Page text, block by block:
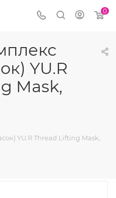
0
YU.R
Mask,
YU.R Thread Lifting Mask,